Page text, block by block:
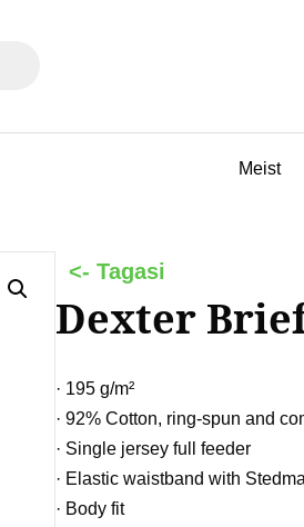
to review and enter to go to the
Meist
Dexter
· 195 g/m²
· 92% Cotton, ring-spun and
· Single jersey full feeder
· Elastic waistband with
· Body fit